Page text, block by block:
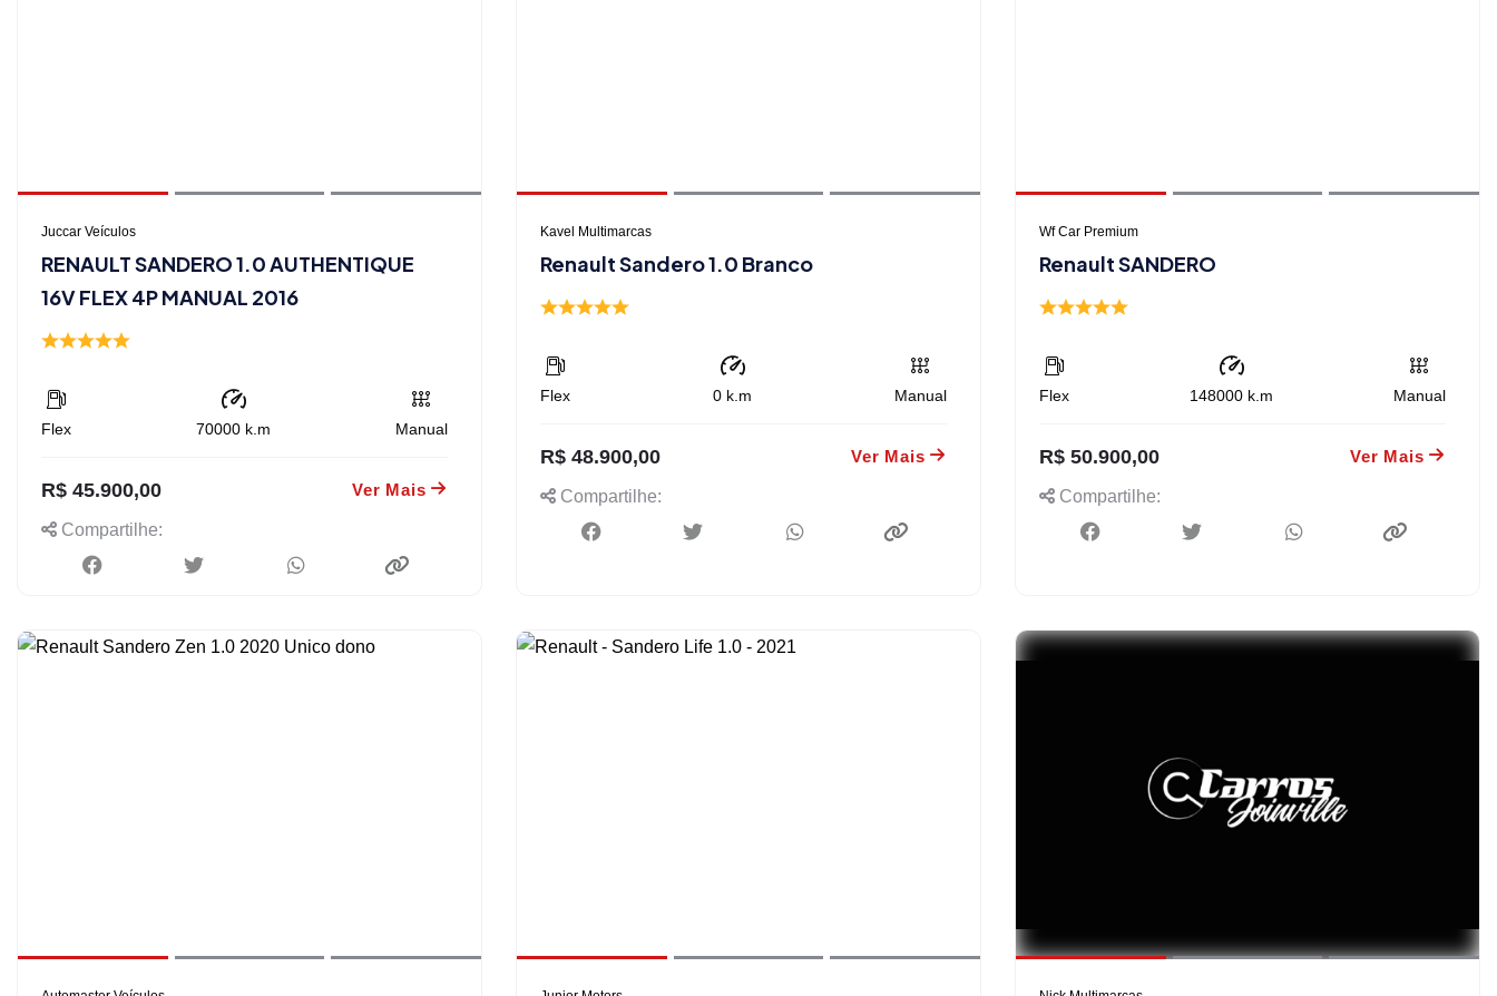
Juccar Veículos
RENAULT SANDERO 1.0 AUTHENTIQUE
16V FLEX 4P MANUAL 2016
Flex 70000 k.m Manual
R$ 45.900,00 Ver Mais
Compartilhe:
Kavel Multimarcas
Renault Sandero 1.0 Branco
Flex 0 k.m Manual
R$ 48.900,00 Ver Mais
Compartilhe:
Wf Car Premium
Renault SANDERO
Flex 148000 k.m Manual
R$ 50.900,00 Ver Mais
Compartilhe: